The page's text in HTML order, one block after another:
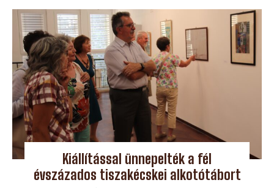
Kiállítással ünnepelték a fél
évszázados tiszakécskei alkotótábort